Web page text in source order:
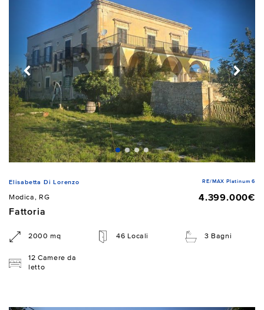
Elisabetta Di Lorenzo RE/MAX Platinum 6
Modica, RG
4.399.000€
Fattoria
2000 mq 46 Locali 3 Bagni
12 Camere da
letto